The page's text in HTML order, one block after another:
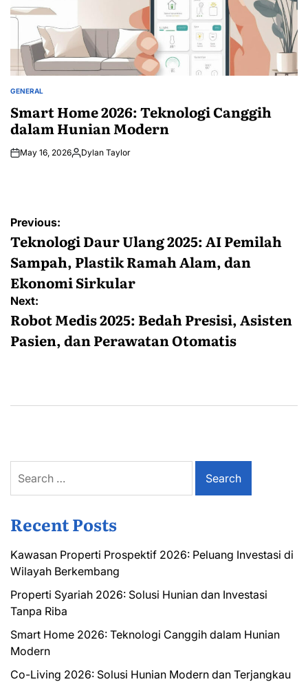
POSTED
GENERAL
Smart Home 2026: Teknologi Canggih
dalam Hunian Modern
May 16, 2026Posted
Dylan Taylor
Post
navigation
Previous:
Teknologi Daur Ulang 2025: AI Pemilah
Sampah, Plastik Ramah Alam, dan
Ekonomi Sirkular
Next:
Robot Medis 2025: Bedah Presisi, Asisten
Pasien, dan Perawatan Otomatis
for:
Recent Posts
Kawasan Properti Prospektif 2026: Peluang Investasi di
Wilayah Berkembang
Properti Syariah 2026: Solusi Hunian dan Investasi
Tanpa Riba
Smart Home 2026: Teknologi Canggih dalam Hunian
Modern
Co-Living 2026: Solusi Hunian Modern dan Terjangkau